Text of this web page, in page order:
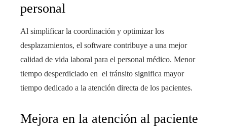
personal
Al simplificar la coordinación y optimizar los
desplazamientos, el software contribuye a una mejor
calidad de vida laboral para el personal médico. Menor
tiempo desperdiciado en el tránsito significa mayor
tiempo dedicado a la atención directa de los pacientes.
Mejora en la atención al paciente